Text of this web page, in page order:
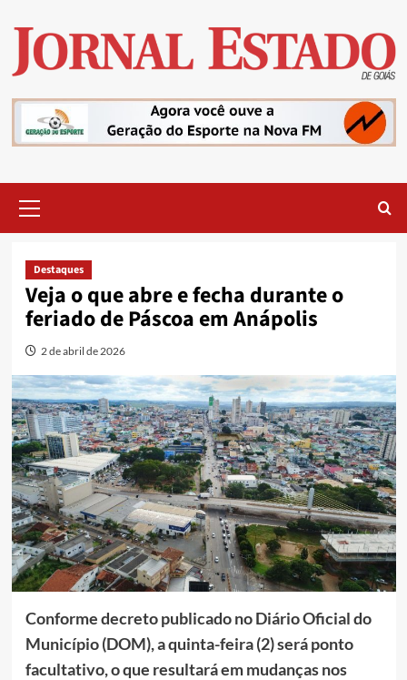
content
Menu
Destaques
Veja o que abre e fecha durante o
feriado de Páscoa em Anápolis
2 de abril de 2026
Conforme decreto publicado no Diário Oficial do
Município (DOM), a quinta-feira (2) será ponto
facultativo, o que resultará em mudanças nos